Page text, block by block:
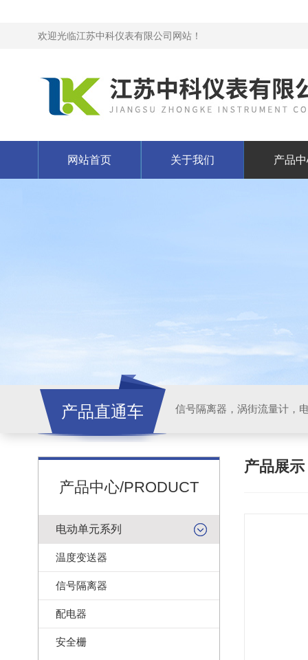
欢迎光临江苏中科仪表有限公司网站！
网站首页 关于我们 产品
产品直通车 信号隔离器，涡街流量计，
产品中心/PRODUCT
电动单元系列
温度变送器
信号隔离器
配电器
安全栅
产品展示